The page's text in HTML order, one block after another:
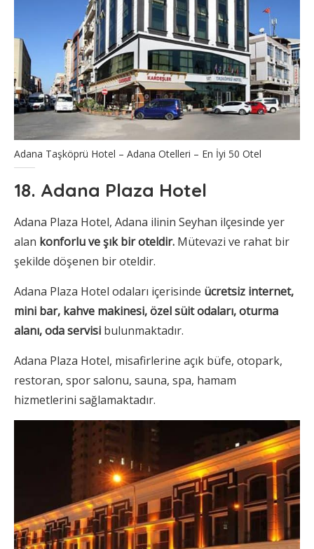
Adana Taşköprü Hotel – Adana Otelleri – En İyi 50 Otel
18. Adana Plaza Hotel
Adana Plaza Hotel, Adana ilinin Seyhan ilçesinde yer
alan konforlu ve şık bir oteldir. Mütevazi ve rahat bir
şekilde döşenen bir oteldir.
Adana Plaza Hotel odaları içerisinde ücretsiz internet,
mini bar, kahve makinesi, özel süit odaları, oturma
alanı, oda servisi bulunmaktadır.
Adana Plaza Hotel, misafirlerine açık büfe, otopark,
restoran, spor salonu, sauna, spa, hamam
hizmetlerini sağlamaktadır.